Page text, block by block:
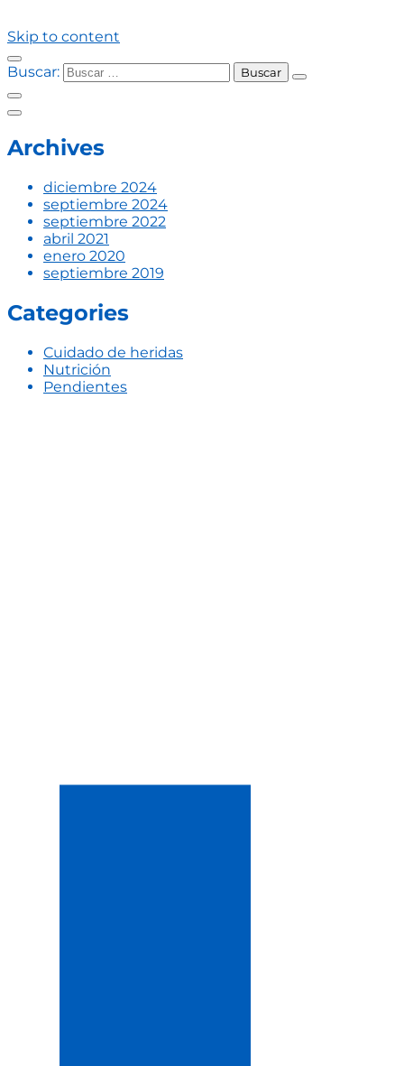
Skip to content
Buscar:
Archives
diciembre 2024
septiembre 2024
septiembre 2022
abril 2021
enero 2020
septiembre 2019
Categories
Cuidado de heridas
Nutrición
Pendientes